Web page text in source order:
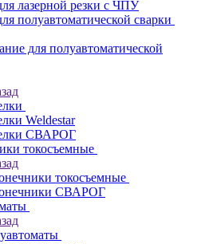
лазерной резки с ЧПУ
полуавтоматической сварки
для полуавтоматической
Weldestar
СВАРОГ
токосъемные
токосъемные
СВАРОГ